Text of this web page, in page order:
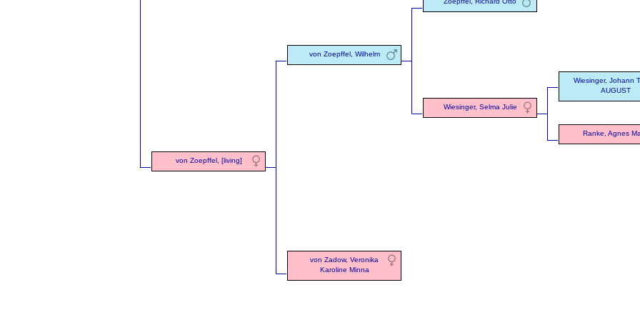
von Zoepffel, [living]
von Zoepffel, Wilhelm
Wiesinger, Selma Julie
Wiesinger, Johann
AUGUST
Ranke, Agnes
von Zadow, Veronika
Karoline Minna